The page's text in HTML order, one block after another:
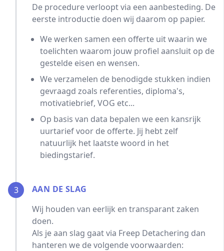
De procedure verloopt via een aanbesteding. De
eerste introductie doen wij daarom op papier.
We werken samen een offerte uit waarin we
toelichten waarom jouw profiel aansluit op de
gestelde eisen en wensen.
We verzamelen de benodigde stukken indien
gevraagd zoals referenties, diploma's,
motivatiebrief, VOG etc...
Op basis van data bepalen we een kansrijk
uurtarief voor de offerte. Jij hebt zelf
natuurlijk het laatste woord in het
biedingstarief.
3
AAN DE SLAG
Wij houden van eerlijk en transparant zaken
doen.
Als je aan slag gaat via Freep Detachering dan
hanteren we de volgende voorwaarden: